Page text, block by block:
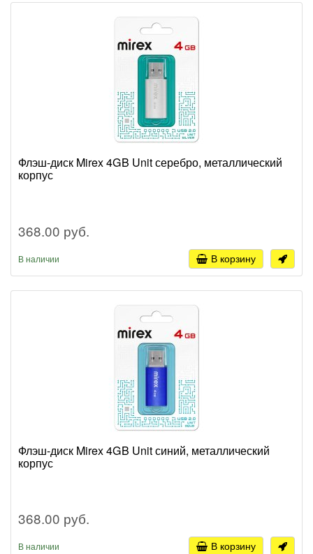
Флэш-диск Mirex 4GB Unit серебро, металлический
корпус
368.00 руб.
В наличии В корзину
Флэш-диск Mirex 4GB Unit синий, металлический
корпус
368.00 руб.
В наличии В корзину